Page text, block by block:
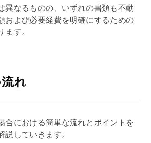
異なるものの、いずれの書類も不動
および必要経費を明確にするための
ます。
れ
合における簡単な流れとポイントを
説していきます。